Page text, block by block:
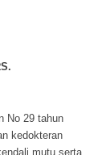
No 29 tahun
kedokteran
mutu serta